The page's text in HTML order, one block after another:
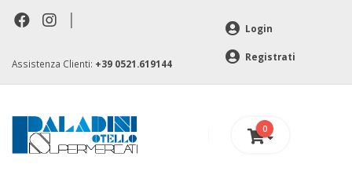
|
Assistenza Clienti: +39 0521.619144
Login
Registrati
0